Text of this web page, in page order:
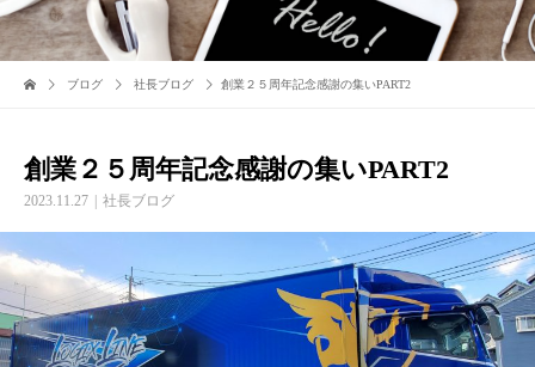
ブログ 社長ブログ 創業２５周年記念感謝の集いPART2
創業２５周年記念感謝の集いPART2
2023.11.27 社長ブログ